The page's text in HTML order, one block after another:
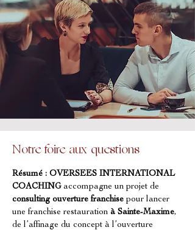
Notre foire aux questions
Résumé : OVERSEES INTERNATIONAL
COACHING accompagne un projet de
consulting ouverture franchise pour lancer
une franchise restauration à Sainte-Maxime,
de l’affinage du concept à l’ouverture